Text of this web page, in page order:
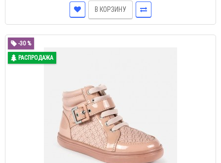
В КОРЗИНУ
-30 %
РАСПРОДАЖА